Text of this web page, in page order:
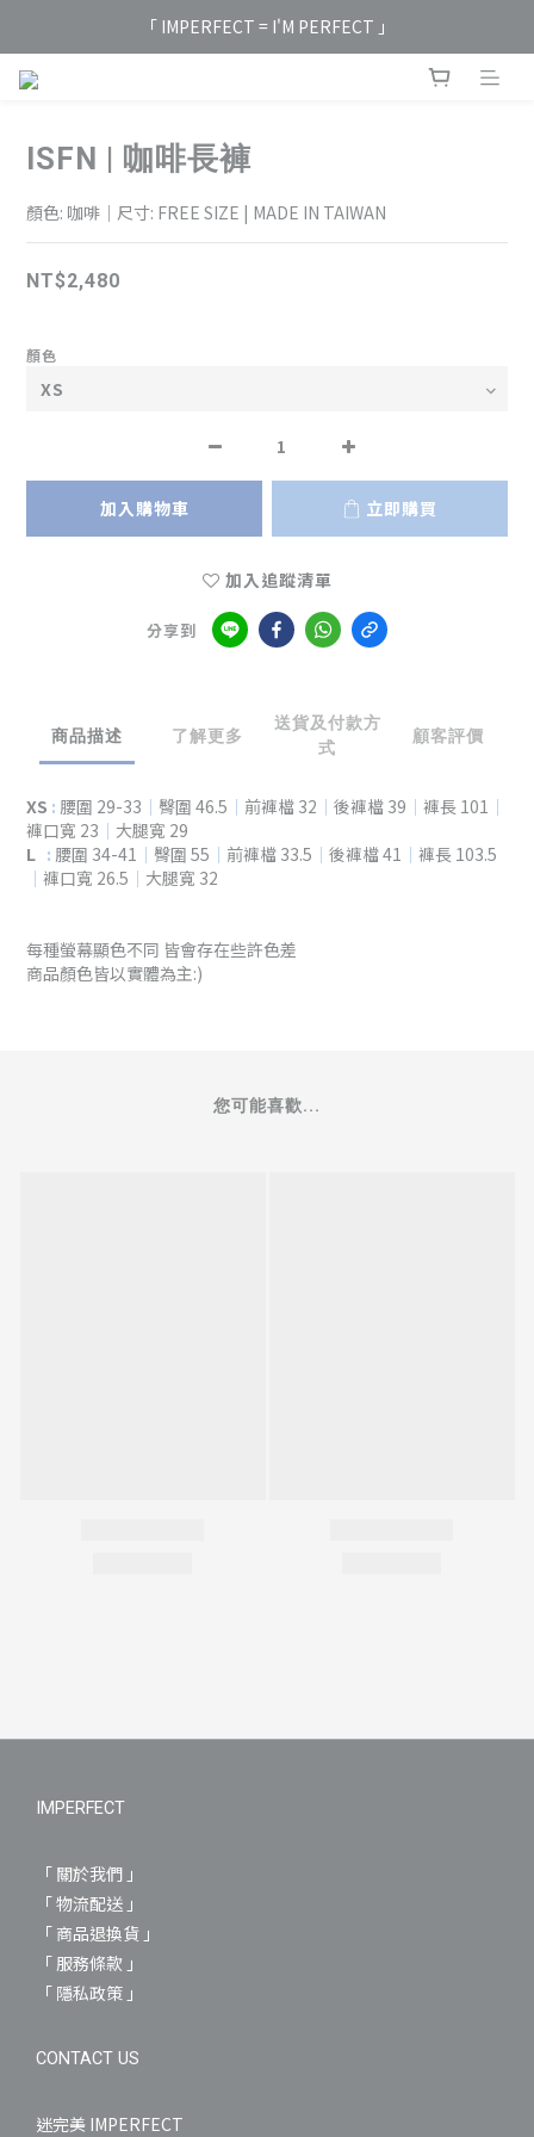
「 IMPERFECT = I'M PERFECT 」
ISFN | 咖啡長褲
顏色: 咖啡｜尺寸: FREE SIZE | MADE IN TAIWAN
NT$2,480
顏色
加入購物車 立即購買
加入追蹤清單
分享到
商品描述 了解更多
送貨及付款方
式
顧客評價
XS : 腰圍 29-33 ｜ 臀圍 46.5 ｜ 前褲檔 32 ｜ 後褲檔 39 ｜ 褲長 101 ｜
褲口寬 23 ｜ 大腿寬 29
L : 腰圍 34-41 ｜ 臀圍 55 ｜ 前褲檔 33.5 ｜ 後褲檔 41 ｜ 褲長 103.5
｜ 褲口寬 26.5 ｜ 大腿寬 32
每種螢幕顯色不同 皆會存在些許色差
商品顏色皆以實體為主:)
您可能喜歡...
IMPERFECT
「 關於我們 」
「 物流配送 」
「 商品退換貨 」
「 服務條款 」
「 隱私政策 」
CONTACT US
迷完美 IMPERFECT